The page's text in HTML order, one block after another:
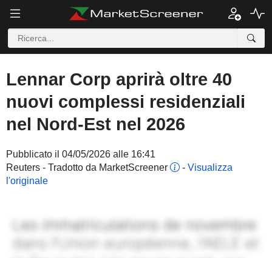
Lennar Corp aprirà oltre 40
nuovi complessi residenziali
nel Nord-Est nel 2026
Pubblicato il 04/05/2026 alle 16:41
Reuters - Tradotto da MarketScreener
- Visualizza
l'originale